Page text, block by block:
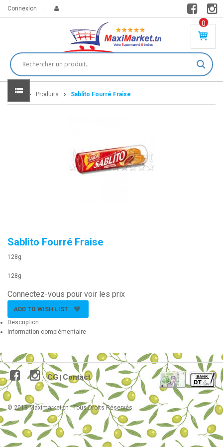
Connexion
0
PR
DU
IT(
S)
Home Produits Sablito Fourré Fraise
Sablito Fourré Fraise
128g
128g
Connectez-vous pour voir les prix
ADD TO WISH LIST
Description
Information complémentaire
CG Contact
© 2018 Maximarket.tn . Tous Droits Réservés.